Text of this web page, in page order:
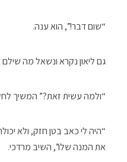
“שום דבר!”, הוא ענה.
גם ליאון נקרא ונשאל מה
“ולמה עשית זאת?” המשיך
“היה לי כאב בטן חזק, ולא
את המנה שלו”, השיב מרדכי.